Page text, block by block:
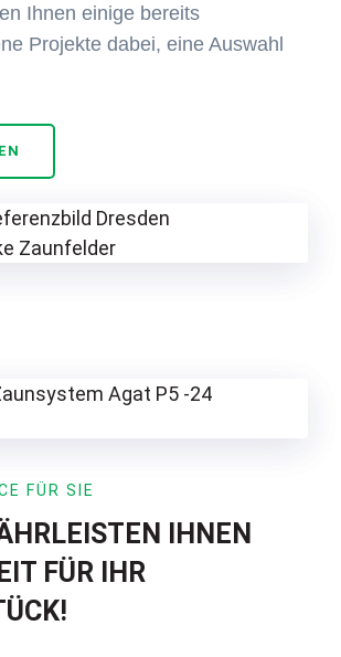
Ihnen einige bereits
Projekte dabei, eine Auswahl
FÜR SIE
IHNEN
FÜR IHR